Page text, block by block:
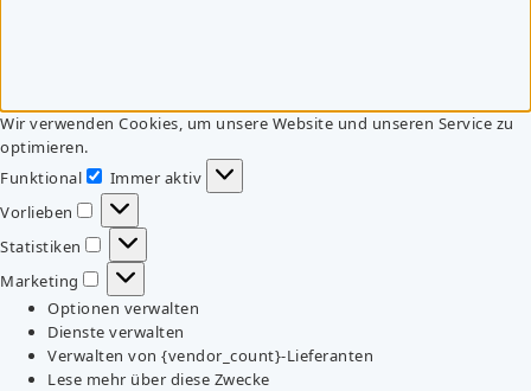
Wir verwenden Cookies, um unsere Website und unseren Service zu
optimieren.
Funktional
Funktional
Immer aktiv
Vorlieben
Vorlieben
Statistiken
Statistiken
Marketing
Marketing
Optionen verwalten
Dienste verwalten
Verwalten von {vendor_count}-Lieferanten
Lese mehr über diese Zwecke